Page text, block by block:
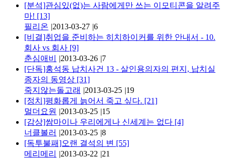
[분석]관심있(없)는 사람에게만 쓰는 이모티콘을 알려주
마! [13]
필리온 |2013-03-27 |6
[비결]취업을 준비하는 히치하이커를 위한 안내서 - 10.
회사 vs 회사 [9]
춘심애비
|2013-03-26 |7
[단독]홍석동 납치사건 13 - 살인용의자의 편지, 납치실
종자의 동영상 [31]
죽지않는돌고래 |2013-03-25 |19
[정치]평화롭게 늙어서 죽고 싶다. [21]
멀더요원 |2013-03-25 |15
[감상]쌈마이나 우리에게나 신세계는 없다 [4]
너클볼러 |2013-03-25 |8
[독투불패]오랜 결석의 변 [55]
메리메리
|2013-03-22 |21